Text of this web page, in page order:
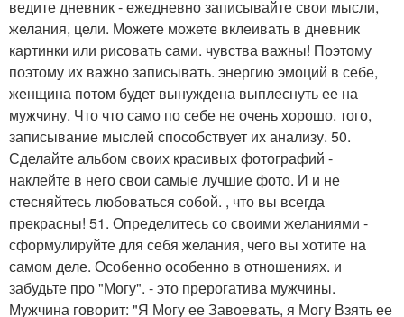
ведите дневник - ежедневно записывайте свои мысли,
желания, цели. Можете можете вклеивать в дневник
картинки или рисовать сами. чувства важны! Поэтому
поэтому их важно записывать. энергию эмоций в себе,
женщина потом будет вынуждена выплеснуть ее на
мужчину. Что что само по себе не очень хорошо. того,
записывание мыслей способствует их анализу. 50.
Сделайте альбом своих красивых фотографий -
наклейте в него свои самые лучшие фото. И и не
стесняйтесь любоваться собой. , что вы всегда
прекрасны! 51. Определитесь со своими желаниями -
сформулируйте для себя желания, чего вы хотите на
самом деле. Особенно особенно в отношениях. и
забудьте про "Могу". - это прерогатива мужчины.
Мужчина говорит: "Я Могу ее Завоевать, я Могу Взять ее